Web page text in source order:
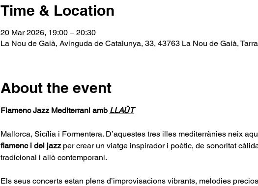
Time & Location
20 Mar 2026, 19:00 – 20:30
La Nou de Gaià, Avinguda de Catalunya, 33, 43763 La Nou de Gaià,
About the event
Flamenc Jazz Mediterrani amb LLAÜT
Mallorca, Sicília i Formentera. D’aquestes tres illes mediterrànies neix
flamenc i del jazz per crear un viatge inspirador i poètic, de sonoritat
tradicional i allò contemporani.
Els seus concerts estan plens d’improvisacions vibrants, melodies